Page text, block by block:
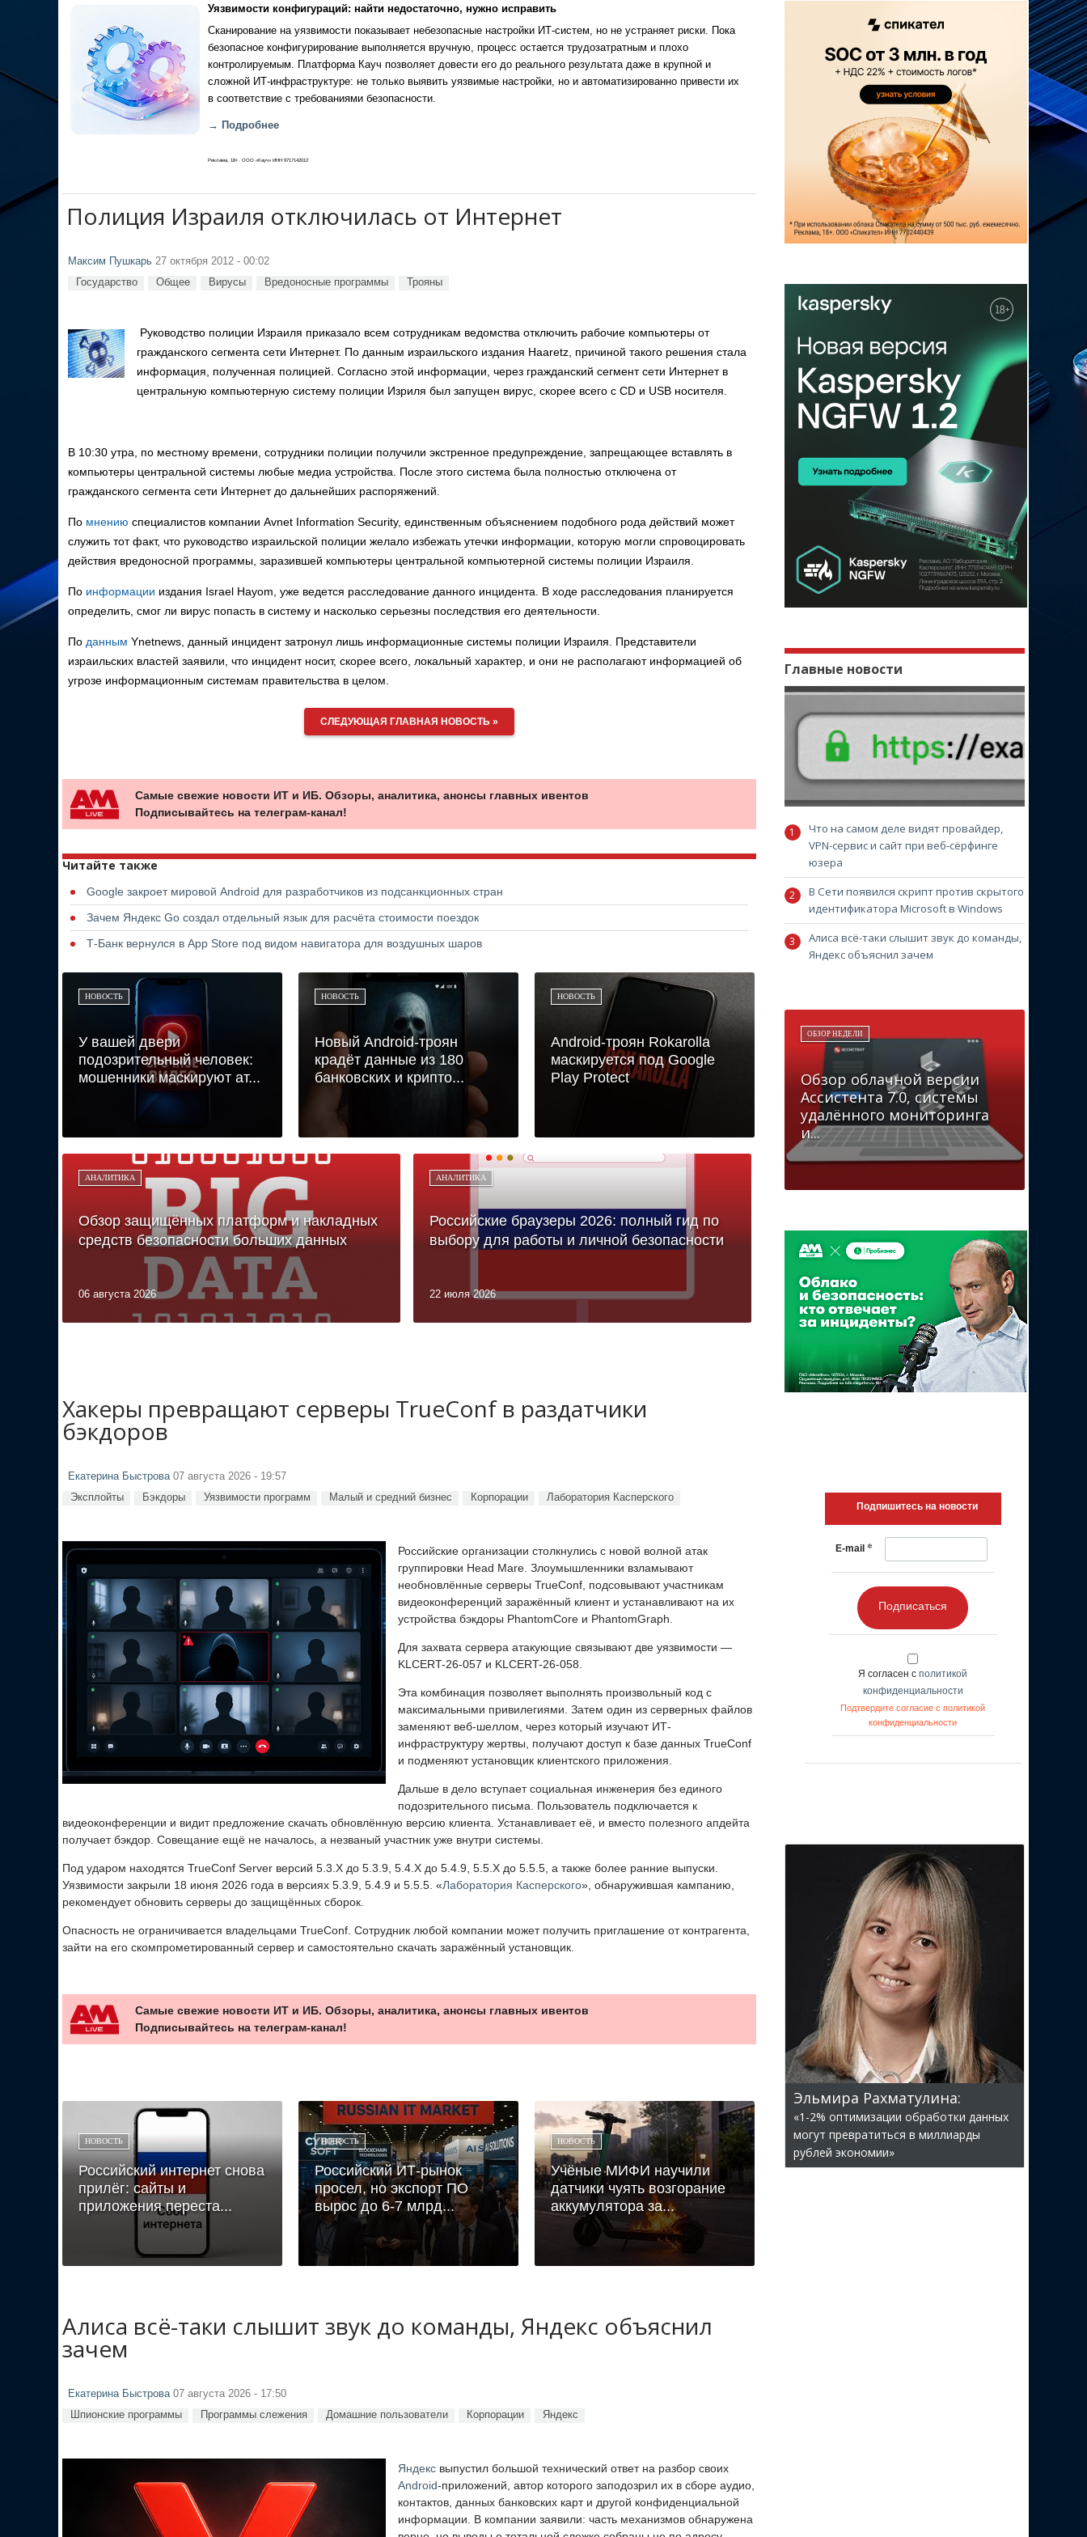
Уязвимости конфигураций: найти недостаточно, нужно исправить
Сканирование на уязвимости показывает небезопасные настройки ИТ-систем, но не устраняет риски. Пока
безопасное конфигурирование выполняется вручную, процесс остается трудозатратным и плохо
контролируемым. Платформа Кауч позволяет довести его до реального результата даже в крупной и
сложной ИТ-инфраструктуре: не только выявить уязвимые настройки, но и автоматизированно привести их
в соответствие с требованиями безопасности.
→ Подробнее
Реклама, 18+. ООО «Кауч» ИНН 9717142012
Полиция Израиля отключилась от Интернет
Максим Пушкарь 27 октября 2012 - 00:02
Государство Общее Вирусы Вредоносные программы Трояны
Руководство полиции Израиля приказало всем сотрудникам ведомства отключить рабочие компьютеры от
гражданского сегмента сети Интернет. По данным израильского издания Haaretz, причиной такого решения стала
информация, полученная полицией. Согласно этой информации, через гражданский сегмент сети Интернет в
центральную компьютерную систему полиции Изриля был запущен вирус, скорее всего с CD и USB носителя.
В 10:30 утра, по местному времени, сотрудники полиции получили экстренное предупреждение, запрещающее вставлять в
компьютеры центральной системы любые медиа устройства. После этого система была полностью отключена от
гражданского сегмента сети Интернет до дальнейших распоряжений.
По мнению специалистов компании Avnet Information Security, единственным объяснением подобного рода действий может
служить тот факт, что руководство израильской полиции желало избежать утечки информации, которую могли спровоцировать
действия вредоносной программы, заразившей компьютеры центральной компьютерной системы полиции Израиля.
По информации издания Israel Hayom, уже ведется расследование данного инцидента. В ходе расследования планируется
определить, смог ли вирус попасть в систему и насколько серьезны последствия его деятельности.
По данным Ynetnews, данный инцидент затронул лишь информационные системы полиции Израиля. Представители
израильских властей заявили, что инцидент носит, скорее всего, локальный характер, и они не располагают информацией об
угрозе информационным системам правительства в целом.
СЛЕДУЮЩАЯ ГЛАВНАЯ НОВОСТЬ »
Самые свежие новости ИТ и ИБ. Обзоры, аналитика, анонсы главных ивентов
Подписывайтесь на телеграм-канал!
Читайте также
Google закроет мировой Android для разработчиков из подсанкционных стран
Зачем Яндекс Go создал отдельный язык для расчёта стоимости поездок
Т-Банк вернулся в App Store под видом навигатора для воздушных шаров
НОВОСТЬ
У вашей двери
подозрительный человек:
мошенники маскируют ат...
НОВОСТЬ
Новый Android-троян
крадёт данные из 180
банковских и крипто...
НОВОСТЬ
Android-троян Rokarolla
маскируется под Google
Play Protect
АНАЛИТИКА
Обзор защищённых платформ и накладных
средств безопасности больших данных
06 августа 2026
АНАЛИТИКА
Российские браузеры 2026: полный гид по
выбору для работы и личной безопасности
22 июля 2026
Хакеры превращают серверы TrueConf в раздатчики
бэкдоров
Екатерина Быстрова 07 августа 2026 - 19:57
Эксплойты Бэкдоры Уязвимости программ Малый и средний бизнес Корпорации Лаборатория Касперского
Российские организации столкнулись с новой волной атак
группировки Head Mare. Злоумышленники взламывают
необновлённые серверы TrueConf, подсовывают участникам
видеоконференций заражённый клиент и устанавливают на их
устройства бэкдоры PhantomCore и PhantomGraph.
Для захвата сервера атакующие связывают две уязвимости —
KLCERT-26-057 и KLCERT-26-058.
Эта комбинация позволяет выполнять произвольный код с
максимальными привилегиями. Затем один из серверных файлов
заменяют веб-шеллом, через который изучают ИТ-
инфраструктуру жертвы, получают доступ к базе данных TrueConf
и подменяют установщик клиентского приложения.
Дальше в дело вступает социальная инженерия без единого
подозрительного письма. Пользователь подключается к
видеоконференции и видит предложение скачать обновлённую версию клиента. Устанавливает её, и вместо полезного апдейта
получает бэкдор. Совещание ещё не началось, а незваный участник уже внутри системы.
Под ударом находятся TrueConf Server версий 5.3.X до 5.3.9, 5.4.X до 5.4.9, 5.5.X до 5.5.5, а также более ранние выпуски.
Уязвимости закрыли 18 июня 2026 года в версиях 5.3.9, 5.4.9 и 5.5.5. «Лаборатория Касперского», обнаружившая кампанию,
рекомендует обновить серверы до защищённых сборок.
Опасность не ограничивается владельцами TrueConf. Сотрудник любой компании может получить приглашение от контрагента,
зайти на его скомпрометированный сервер и самостоятельно скачать заражённый установщик.
Самые свежие новости ИТ и ИБ. Обзоры, аналитика, анонсы главных ивентов
Подписывайтесь на телеграм-канал!
НОВОСТЬ
Российский интернет снова
прилёг: сайты и
приложения переста...
НОВОСТЬ
Российский ИТ-рынок
просел, но экспорт ПО
вырос до 6-7 млрд...
НОВОСТЬ
Учёные МИФИ научили
датчики чуять возгорание
аккумулятора за...
Алиса всё-таки слышит звук до команды, Яндекс объяснил
зачем
Екатерина Быстрова 07 августа 2026 - 17:50
Шпионские программы Программы слежения Домашние пользователи Корпорации Яндекс
Яндекс выпустил большой технический ответ на разбор своих
Android-приложений, автор которого заподозрил их в сборе аудио,
контактов, данных банковских карт и другой конфиденциальной
информации. В компании заявили: часть механизмов обнаружена
Главные новости
Что на самом деле видят провайдер,
VPN-сервис и сайт при веб-сёрфинге
юзера
В Сети появился скрипт против скрытого
идентификатора Microsoft в Windows
Алиса всё-таки слышит звук до команды,
Яндекс объяснил зачем
ОБЗОР НЕДЕЛИ
Обзор облачной версии
Ассистента 7.0, системы
удалённого мониторинга
и...
Подпишитесь на новости
E-mail *
Подписаться
Я согласен с политикой
конфиденциальности
Подтвердите согласие с политикой
конфиденциальности
Эльмира Рахматулина:
«1-2% оптимизации обработки данных
могут превратиться в миллиарды
рублей экономии»